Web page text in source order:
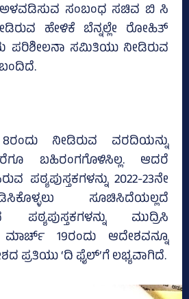
ಅಳವಡಿಸುವ ಸಂಬಂಧ ಸಚಿವ ಬಿ ಸಿ
ಹೇಳಿಕೆ ಬೆನ್ನಲ್ಲೇ ರೋಹಿತ್‌
ಪರಿಶೀಲನಾ ಸಮಿತಿಯು ನೀಡಿರುವ
ನೀಡಿರುವ ವರದಿಯನ್ನು
ಬಹಿರಂಗಗೊಳಿಸಿಲ್ಲ. ಆದರೆ
ಪಠ್ಯಪುಸ್ತಕಗಳನ್ನು 2022-23ನೇ
ಸೂಚಿಸಿದೆಯಲ್ಲದೆ
ಪಠ್ಯಪುಸ್ತಕಗಳನ್ನು ಮುದ್ರಿಸಿ
ಮಾರ್ಚ್‌ 19ರಂದು ಆದೇಶವನ್ನೂ
ಪ್ರತಿಯು ‘ದಿ ಫೈಲ್‌’ಗೆ ಲಭ್ಯವಾಗಿದೆ.